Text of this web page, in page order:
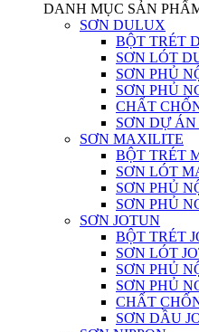
DANH MỤC SẢN
SƠN DULUX
BỘT TRÉT
SƠN LÓT
SƠN PHỦ
SƠN PHỦ
CHẤT
SƠN DỰ
SƠN MAXILITE
BỘT TRÉT
SƠN LÓT
SƠN PHỦ
SƠN PHỦ
SƠN JOTUN
BỘT TRÉT
SƠN LÓT
SƠN PHỦ
SƠN PHỦ
CHẤT
SƠN DẦU